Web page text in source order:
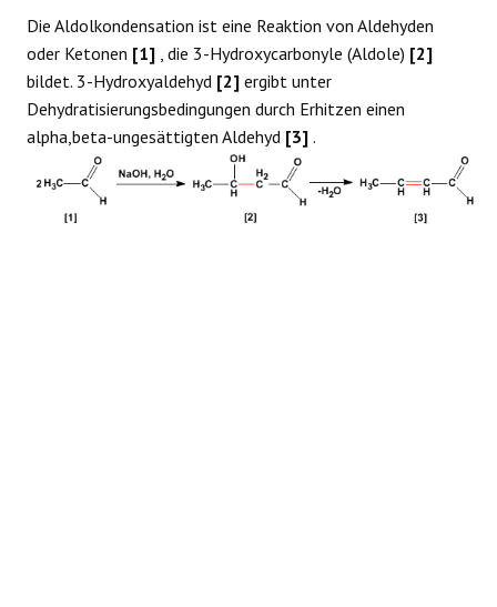
HETEROZYKLEN
SYNTHESE
SPEKTROSKOPIE
REAKTIONEN
Die Aldolkondensation ist eine Reaktion von Aldehyden
oder Ketonen [1] , die 3-Hydroxycarbonyle (Aldole) [2]
bildet. 3-Hydroxyaldehyd [2] ergibt unter
Dehydratisierungsbedingungen durch Erhitzen einen
alpha,beta-ungesättigten Aldehyd [3] .